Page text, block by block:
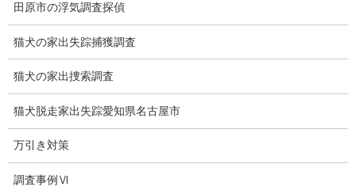
会社沿革
プライバシーポリシー
探偵業法
法令遵守
推奨・提携法律事務所
ブログ
田原市の浮気調査探偵
猫犬の家出失踪捕獲調査
猫犬の家出捜索調査
猫犬脱走家出失踪愛知県名古屋市
万引き対策
調査事例Ⅵ